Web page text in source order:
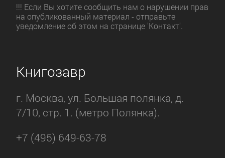
!!! Если Вы хотите сообщить нам о нарушении прав
на опубликованный материал - отправьте
уведомление об этом на странице 'Контакт'.
Книгозавр
г. Москва, ул. Большая полянка, д.
7/10, стр. 1. (метро Полянка).
+7 (495) 649-63-78